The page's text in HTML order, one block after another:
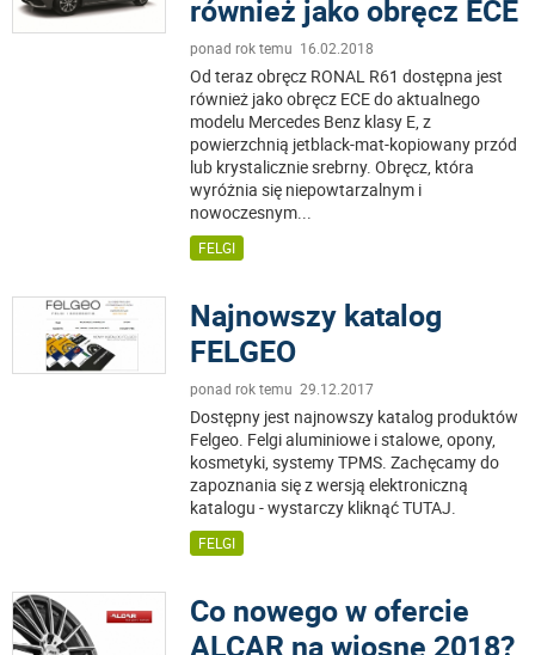
również jako obręcz ECE
ponad rok temu 16.02.2018
Od teraz obręcz RONAL R61 dostępna jest
również jako obręcz ECE do aktualnego
modelu Mercedes Benz klasy E, z
powierzchnią jetblack-mat-kopiowany przód
lub krystalicznie srebrny. Obręcz, która
wyróżnia się niepowtarzalnym i
nowoczesnym...
FELGI
Najnowszy katalog
FELGEO
ponad rok temu 29.12.2017
Dostępny jest najnowszy katalog produktów
Felgeo. Felgi aluminiowe i stalowe, opony,
kosmetyki, systemy TPMS. Zachęcamy do
zapoznania się z wersją elektroniczną
katalogu - wystarczy kliknąć TUTAJ.
FELGI
Co nowego w ofercie
ALCAR na wiosnę 2018?